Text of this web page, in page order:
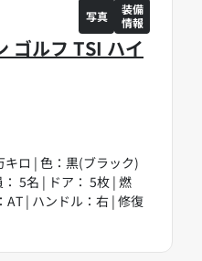
ゴルフ TSI ハイ
ロ | 色：黒(ブラック)
5名 | ドア： 5枚 | 燃
| ハンドル：右 | 修復
写真
装備
情報